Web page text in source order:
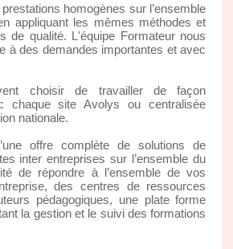
homogènes sur l’ensemble
appliquant les mêmes méthodes et
de qualité. L'équipe Formateur nous
à des demandes importantes et avec
choisir de travailler de façon
chaque site Avolys ou centralisée
nationale.
offre complète de solutions de
inter entreprises sur l’ensemble du
de répondre à l’ensemble de vos
des centres de ressources
pédagogiques, une plate forme
la gestion et le suivi des formations